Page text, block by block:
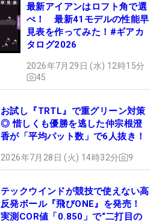
最新アイアンはロフト角で選
べ！ 最新41モデルの性能早
見表を作ってみた！#ギアカ
タログ2026
2026年7月29日 (水) 12時15分
45
お試し『TRTL』で重グリーン対策
◎ 惜しくも優勝を逃した仲宗根澄
香が「平均パット数」で6人抜き！
2026年7月28日 (火) 14時32分 9
テックウインドが競技で使えない高
反発ボール『飛びONE』を発売！
実測COR値「0.850」で“二打目の